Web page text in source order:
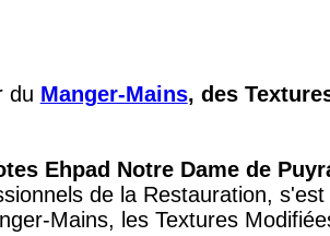
du Manger-Mains, des
Ehpad Notre Dame de
de la Restauration,
Mains, les Textures